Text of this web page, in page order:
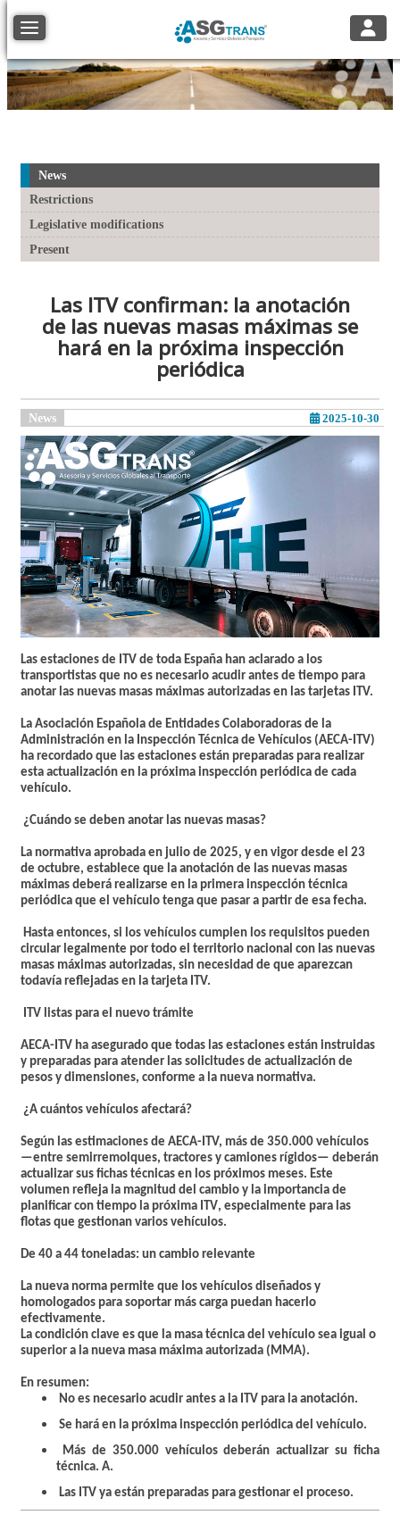
Toggle navigation
News
Restrictions
Legislative modifications
Present
Las ITV confirman: la anotación
de las nuevas masas máximas se
hará en la próxima inspección
periódica
News 2025-10-30
Las estaciones de ITV de toda España han aclarado a los
transportistas que no es necesario acudir antes de tiempo para
anotar las nuevas masas máximas autorizadas en las tarjetas ITV.
La Asociación Española de Entidades Colaboradoras de la
Administración en la Inspección Técnica de Vehículos (AECA-ITV)
ha recordado que las estaciones están preparadas para realizar
esta actualización en la próxima inspección periódica de cada
vehículo.
¿Cuándo se deben anotar las nuevas masas?
La normativa aprobada en julio de 2025, y en vigor desde el 23
de octubre, establece que la anotación de las nuevas masas
máximas deberá realizarse en la primera inspección técnica
periódica que el vehículo tenga que pasar a partir de esa fecha.
Hasta entonces, si los vehículos cumplen los requisitos pueden
circular legalmente por todo el territorio nacional con las nuevas
masas máximas autorizadas, sin necesidad de que aparezcan
todavía reflejadas en la tarjeta ITV.
ITV listas para el nuevo trámite
AECA-ITV ha asegurado que todas las estaciones están instruidas
y preparadas para atender las solicitudes de actualización de
pesos y dimensiones, conforme a la nueva normativa.
¿A cuántos vehículos afectará?
Según las estimaciones de AECA-ITV, más de 350.000 vehículos
—entre semirremolques, tractores y camiones rígidos— deberán
actualizar sus fichas técnicas en los próximos meses. Este
volumen refleja la magnitud del cambio y la importancia de
planificar con tiempo la próxima ITV, especialmente para las
flotas que gestionan varios vehículos.
De 40 a 44 toneladas: un cambio relevante
La nueva norma permite que los vehículos diseñados y
homologados para soportar más carga puedan hacerlo
efectivamente.
La condición clave es que la masa técnica del vehículo sea igual o
superior a la nueva masa máxima autorizada (MMA).
En resumen:
No es necesario acudir antes a la ITV para la anotación.
Se hará en la próxima inspección periódica del vehículo.
Más de 350.000 vehículos deberán actualizar su ficha
técnica. A.
Las ITV ya están preparadas para gestionar el proceso.